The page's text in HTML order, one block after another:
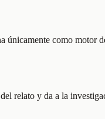
como motor
relato y da a la